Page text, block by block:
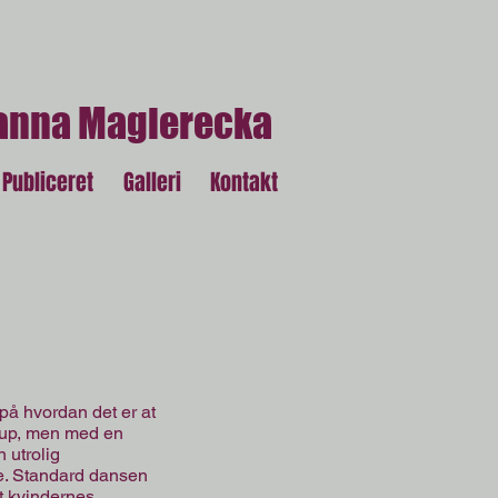
Magierecka
Publiceret Galleri Kontakt
hvordan det er at
men med en
utrolig
Standard dansen